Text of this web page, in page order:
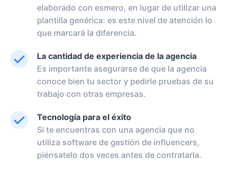
elaborado con esmero, en lugar de utilizar una
plantilla genérica: es este nivel de atención lo
que marcará la diferencia.
La cantidad de experiencia de la agencia
Es importante asegurarse de que la agencia
conoce bien tu sector y pedirle pruebas de su
trabajo con otras empresas.
Tecnología para el éxito
Si te encuentras con una agencia que no
utiliza software de gestión de influencers,
piénsatelo dos veces antes de contratarla.